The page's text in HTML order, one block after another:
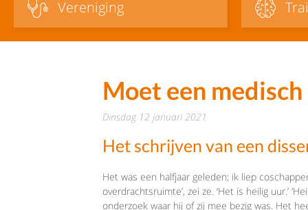
Vereniging
Moet een
dinsdag 12 januari 2021
Het schrijven van een
Het was een halfjaar geleden; ik liep
overdrachtsruimte’, zei ze. ‘Het is heilig uur.’
onderzoek waar hij of zij mee bezig was. Het